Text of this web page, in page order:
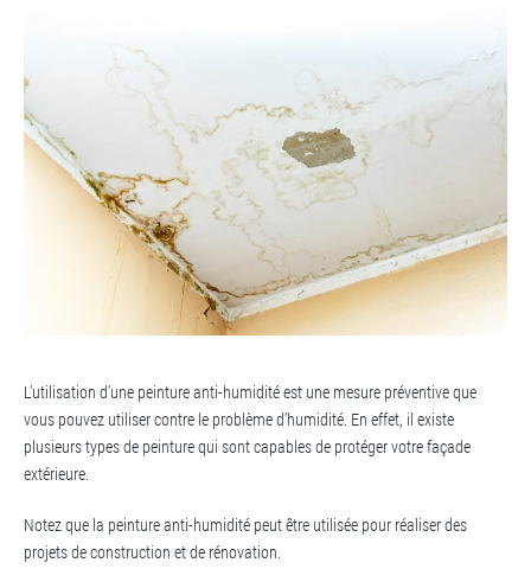
L’utilisation d’une peinture anti-humidité est une mesure préventive que
vous pouvez utiliser contre le problème d’humidité. En effet, il existe
plusieurs types de peinture qui sont capables de protéger votre façade
extérieure.
Notez que la peinture anti-humidité peut être utilisée pour réaliser des
projets de construction et de rénovation.